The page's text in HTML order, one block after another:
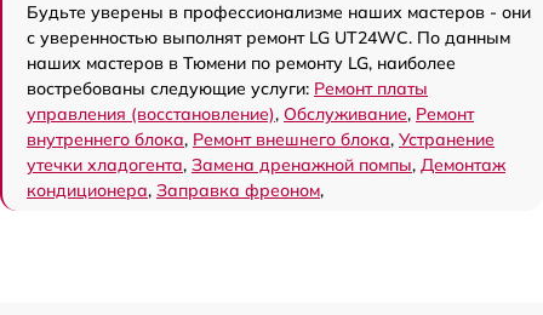
Будьте уверены в профессионализме наших мастеров - они
с уверенностью выполнят ремонт LG UT24WC. По данным
наших мастеров в Тюмени по ремонту LG, наиболее
востребованы следующие услуги: Ремонт платы
управления (восстановление), Обслуживание, Ремонт
внутреннего блока, Ремонт внешнего блока, Устранение
утечки хладогента, Замена дренажной помпы, Демонтаж
кондиционера, Заправка фреоном,